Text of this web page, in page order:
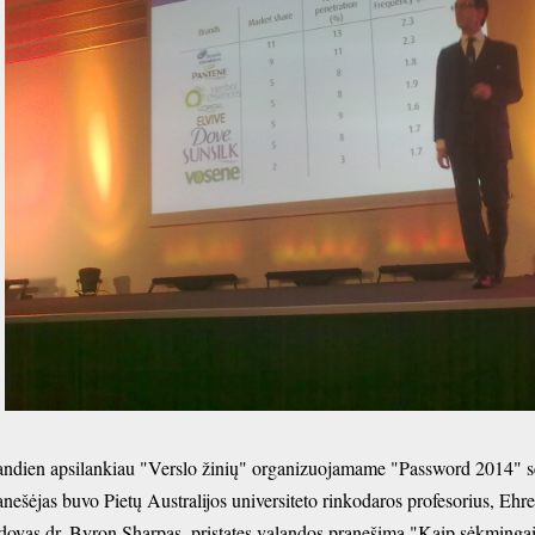
apsilankiau "Verslo žinių" organizuojamame "Password 2014"
buvo Pietų Australijos universiteto rinkodaros profesorius,